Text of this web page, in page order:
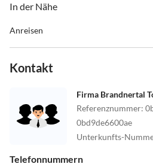
In der Nähe
Anreisen
Pensionskosten
abzüglich Ortstaxe und
Kontakt
Firma Brandnertal
Referenznummer:
0bd9de6600ae
Unterkunfts-
Telefonnummern